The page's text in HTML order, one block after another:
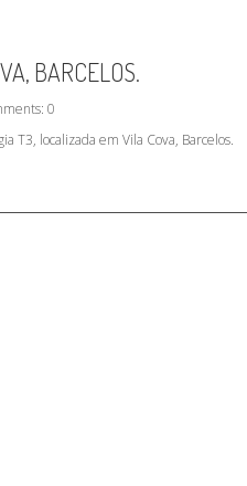
BARCELOS.
0
T3, localizada em Vila Cova, Barcelos.